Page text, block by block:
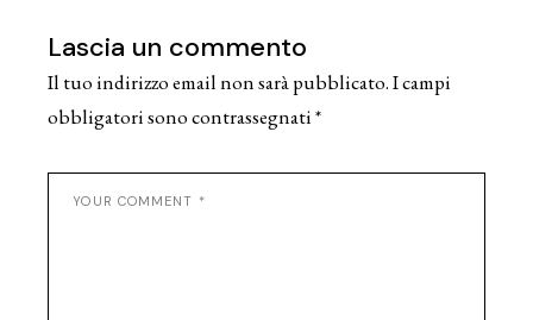
Lascia un commento
Il tuo indirizzo email non sarà pubblicato.I campi
obbligatori sono contrassegnati*